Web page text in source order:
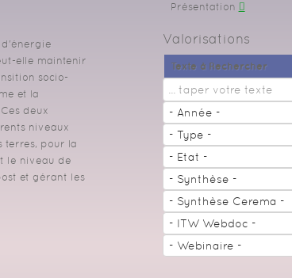
d'énergie
elle maintenir
socio-
et la
deux
niveaux
terres, pour la
le niveau de
et gérant les
Présentation
Valorisations
Texte à Rechercher